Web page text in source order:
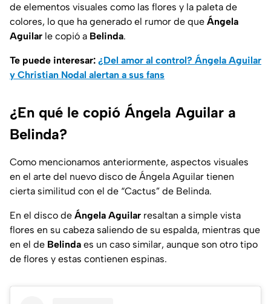
de elementos visuales como las flores y la paleta de
colores, lo que ha generado el rumor de que Ángela
Aguilar le copió a Belinda.
Te puede interesar: ¿Del amor al control? Ángela Aguilar
y Christian Nodal alertan a sus fans
¿En qué le copió Ángela Aguilar a
Belinda?
Como mencionamos anteriormente, aspectos visuales
en el arte del nuevo disco de Ángela Aguilar tienen
cierta similitud con el de “Cactus” de Belinda.
En el disco de Ángela Aguilar resaltan a simple vista
flores en su cabeza saliendo de su espalda, mientras que
en el de Belinda es un caso similar, aunque son otro tipo
de flores y estas contienen espinas.